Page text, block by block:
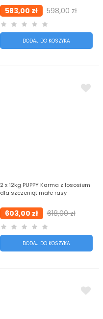
583,00 zł 598,00 zł
DODAJ DO KOSZYKA
2 x 12kg PUPPY Karma z łososiem
dla szczeniąt małe rasy
603,00 zł 618,00 zł
DODAJ DO KOSZYKA